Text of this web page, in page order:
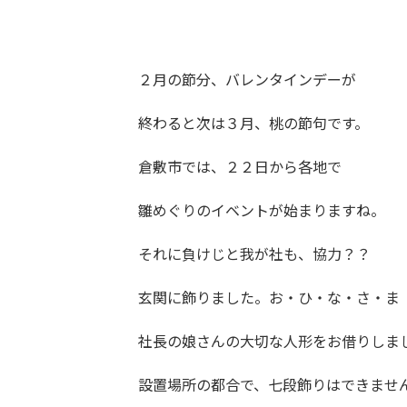
２月の節分、バレンタインデーが
終わると次は３月、桃の節句です。
倉敷市では、２２日から各地で
雛めぐりのイベントが始まりますね。
それに負けじと我が社も、協力？？
玄関に飾りました。お・ひ・な・さ・ま
社長の娘さんの大切な人形をお借りしま
設置場所の都合で、七段飾りはできませ